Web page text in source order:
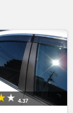
4.37